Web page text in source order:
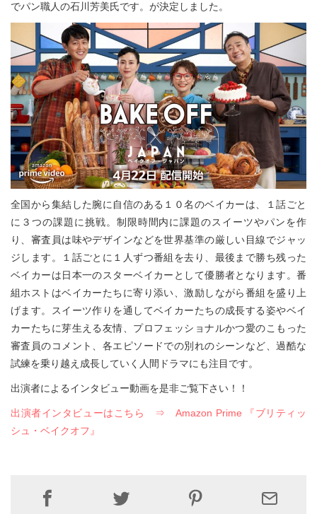
でパン職人の石川芳美氏です。が決定しました。
全国から集結した腕に自信のある１０名のベイカーは、１話ごと
に３つの課題に挑戦。制限時間内に課題のスイーツやパンを作
り、審査員は味やデザインなどを世界基準の厳しい目線でジャッ
ジします。１話ごとに１人ずつ番組を去り、最後まで勝ち残った
ベイカーは日本一のスターベイカーとして優勝者となります。番
組ホストはベイカーたちに寄り添い、激励しながら番組を盛り上
げます。スイーツ作りを通してベイカーたちの成長する姿やベイ
カーたちに芽生える友情、プロフェッショナルかつ愛のこもった
審査員のコメント、各エピソードでの別れのシーンなど、過酷な
試練を乗り越え成長していく人間ドラマにも注目です。
出演者によるインタビュー動画を是非ご覧下さい！！
出演者インタビューはこちら ⇒ Amazon Prime 『ブリティッ
シュ・ベイクオフ 』